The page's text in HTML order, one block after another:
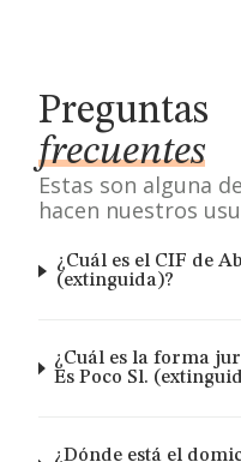
Preguntas
frecuentes
Estas son alguna
hacen nuestros
¿Cuál es el CIF de
(extinguida)?
¿Cuál es la forma
Es Poco Sl.
¿Dónde está el